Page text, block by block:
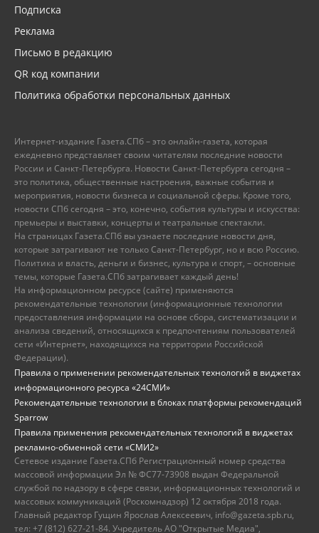
Подписка
Реклама
Письмо в редакцию
QR код компании
Политика обработки персональных данных
Интернет-издание Газета.СПб – это онлайн-газета, которая
ежедневно представляет своим читателям последние новости
России и Санкт-Петербурга. Новости Санкт-Петербурга сегодня –
это политика, общественные настроения, важные события и
мероприятия, новости бизнеса и социальной сферы. Кроме того,
новости СПб сегодня – это, конечно, события культуры и искусства:
премьеры и выставки, концерты и театральные спектакли.
На страницах Газета.СПб вы узнаете последние новости дня,
которые затрагивают не только Санкт-Петербург, но и всю Россию.
Политика и власть, деньги и бизнес, культура и спорт, – основные
темы, которые Газета.СПб затрагивает каждый день!
На информационном ресурсе (сайте) применяются
рекомендательные технологии (информационные технологии
предоставления информации на основе сбора, систематизации и
анализа сведений, относящихся к предпочтениям пользователей
сети «Интернет», находящихся на территории Российской
Федерации).
Правила о применении рекомендательных технологий в виджетах
информационного ресурса «24СМИ»
Рекомендательные технологии в блоках платформы рекомендаций
Sparrow
Правила применения рекомендательных технологий в виджетах
рекламно-обменной сети «СМИ2»
Сетевое издание Газета.СПб Регистрационный номер средства
массовой информации Эл № ФС77-73908 выдан Федеральной
службой по надзору в сфере связи, информационных технологий и
массовых коммуникаций (Роскомнадзор) 12 октября 2018 года.
Главный редактор Гущин Ярослав Алексеевич, info@gazeta.spb.ru,
тел: +7 (812) 627-21-84. Учредитель АО "Открытые Медиа",